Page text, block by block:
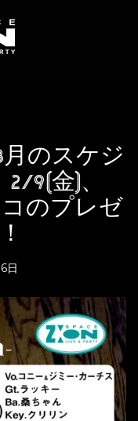
のスケジ
9(金)、
のプレゼ
日